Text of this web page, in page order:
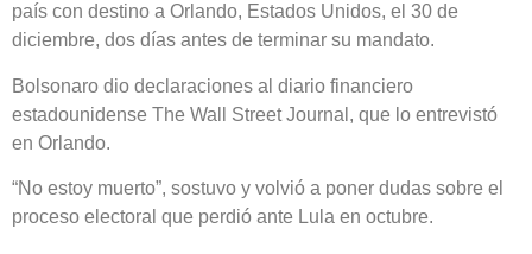
país con destino a Orlando, Estados Unidos, el 30 de
diciembre, dos días antes de terminar su mandato.
Bolsonaro dio declaraciones al diario financiero
estadounidense The Wall Street Journal, que lo entrevistó
en Orlando.
“No estoy muerto”, sostuvo y volvió a poner dudas sobre el
proceso electoral que perdió ante Lula en octubre.